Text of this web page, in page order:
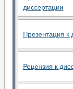
диссертации
Презентация к
Рецензия к